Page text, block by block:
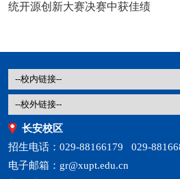
统开源创新大赛决赛中获佳绩
长安校区
招生电话：029-88166179 029-
电子邮箱：gr@xupt.edu.cn